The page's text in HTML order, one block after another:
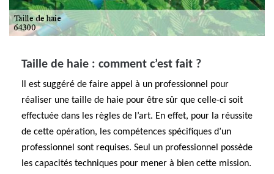
Taille de haie : comment c’est fait ?
Il est suggéré de faire appel à un professionnel pour
réaliser une taille de haie pour être sûr que celle-ci soit
effectuée dans les règles de l’art. En effet, pour la réussite
de cette opération, les compétences spécifiques d’un
professionnel sont requises. Seul un professionnel possède
les capacités techniques pour mener à bien cette mission.